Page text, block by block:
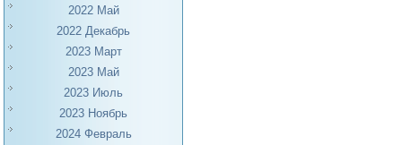
2022 Май
2022 Декабрь
2023 Март
2023 Май
2023 Июль
2023 Ноябрь
2024 Февраль